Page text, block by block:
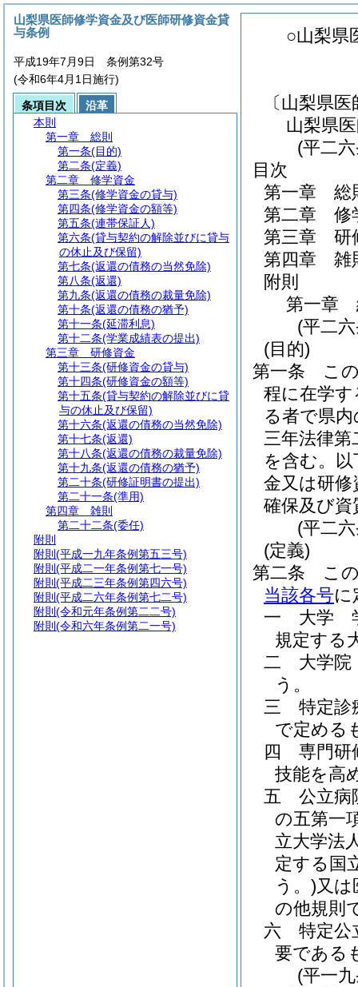
○山梨県
〔山梨県
山梨県
(平二
目次
第一章
総
第二章
修
第三章
研
第四章
雑
附則
第一章
(平二
(目的)
第一条
こ
程に在学
る者で県
三年法律第
を含む。
金又は研
確保及び
(平二
(定義)
第二条
こ
当該各号に
一
大学
規定する
二
大学
う。
三
特定
で定める
四
専門
技能を高
五
公立
の五第一
立大学法
定する国
う。)又
の他規則
六
特定
要である
(平一
山梨県医師修学資金及び医師研修資金貸
与条例
平成19年7月9日 条例第32号
(令和6年4月1日施行)
条項目次
沿革
本則
第一章
総則
第一条(目的)
第二条(定義)
第二章
修学資金
第三条(修学資金の貸与)
第四条(修学資金の額等)
第五条(連帯保証人)
第六条(貸与契約の解除並びに貸与
の休止及び保留)
第七条(返還の債務の当然免除)
第八条(返還)
第九条(返還の債務の裁量免除)
第十条(返還の債務の猶予)
第十一条(延滞利息)
第十二条(学業成績表の提出)
第三章
研修資金
第十三条(研修資金の貸与)
第十四条(研修資金の額等)
第十五条(貸与契約の解除並びに貸
与の休止及び保留)
第十六条(返還の債務の当然免除)
第十七条(返還)
第十八条(返還の債務の裁量免除)
第十九条(返還の債務の猶予)
第二十条(研修証明書の提出)
第二十一条(準用)
第四章
雑則
第二十二条(委任)
附則
附則 (平成一九年条例第五三号)
附則 (平成二一年条例第七一号)
附則 (平成二三年条例第四六号)
附則 (平成二六年条例第七二号)
附則 (令和元年条例第二二号)
附則 (令和六年条例第二一号)